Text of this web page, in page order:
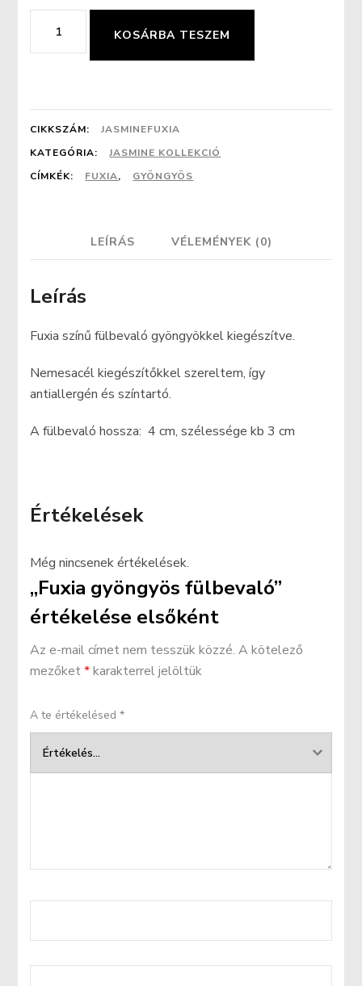
Fuxia
gyöngyös
KOSÁRBA TESZEM
CIKKSZÁM:
JASMINEFUXIA
KATEGÓRIA:
JASMINE KOLLEKCIÓ
CÍMKÉK:
FUXIA, GYÖNGYÖS
LEÍRÁS VÉLEMÉNYEK (0)
Leírás
Fuxia színű fülbevaló gyöngyökkel kiegészítve.
Nemesacél kiegészítőkkel szereltem, így
antiallergén és színtartó.
A fülbevaló hossza: 4 cm, szélessége kb 3 cm
Értékelések
Még nincsenek értékelések.
„Fuxia gyöngyös fülbevaló”
értékelése elsőként
Az e-mail címet nem tesszük közzé. A kötelező
mezőket*karakterrel jelöltük
A te értékelésed*